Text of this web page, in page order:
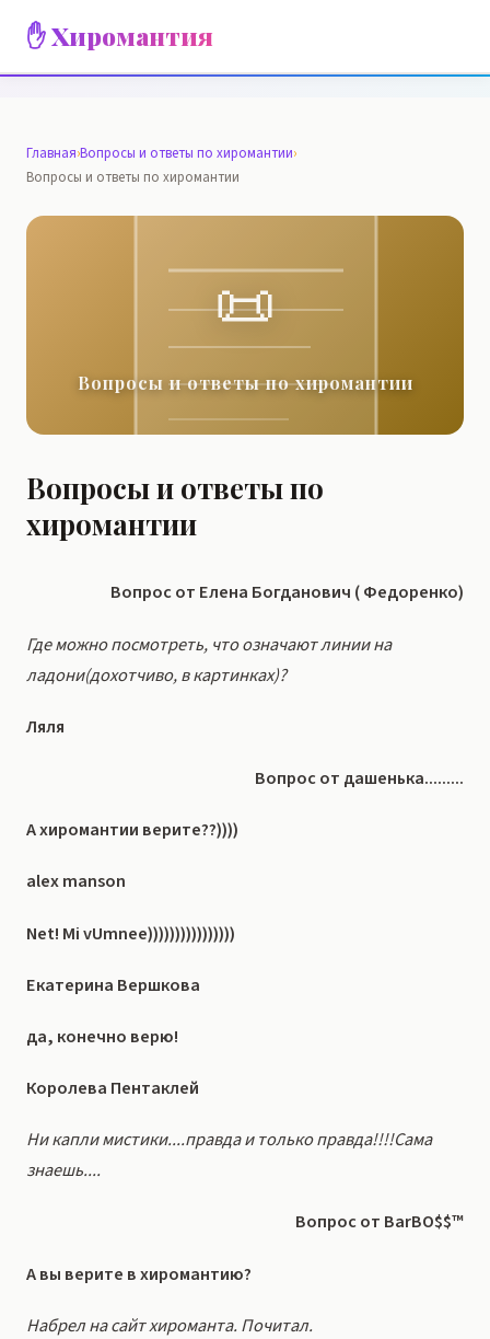
✋ Хиромантия
Главная›Вопросы и ответы по хиромантии›
Вопросы и ответы по хиромантии
📜
Вопросы и ответы по хиромантии
Вопросы и ответы по
хиромантии
Вопрос от Елена Богданович ( Федоренко)
Где можно посмотреть, что означают линии на
ладони(дохотчиво, в картинках)?
Ляля
Вопрос от дашенька.........
А хиромантии верите??))))
alex manson
Net! Mi vUmnee))))))))))))))))
Екатерина Вершкова
да, конечно верю!
Королева Пентаклей
Ни капли мистики....правда и только правда!!!!Сама
знаешь....
Вопрос от BarBO$$™
А вы верите в хиромантию?
Набрел на сайт хироманта. Почитал.